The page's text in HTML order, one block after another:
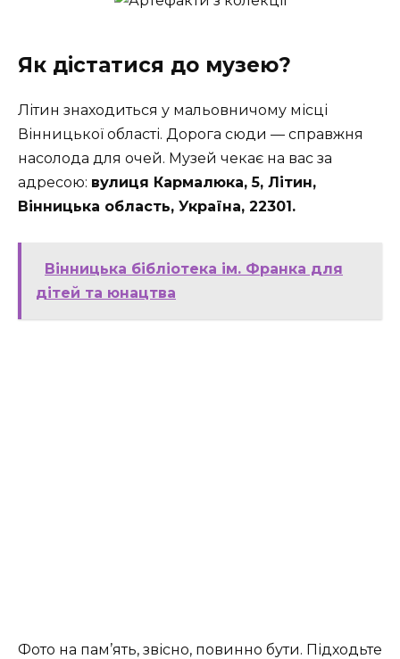
Як дістатися до музею?
Літин знаходиться у мальовничому місці
Вінницької області. Дорога сюди — справжня
насолода для очей. Музей чекає на вас за
адресою: вулиця Кармалюка, 5, Літин,
Вінницька область, Україна, 22301.
Вінницька бібліотека ім. Франка для
дітей та юнацтва
Фото на пам’ять, звісно, повинно бути. Підходьте